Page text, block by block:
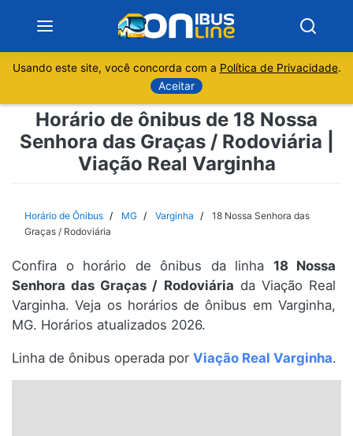
Sobre
Minas Gerais
Espírito Santo
Paraná
Santa Catarina
Usando este site, você concorda com a Política de Privacidade.
Aceitar
Horário de ônibus de 18 Nossa
Senhora das Graças / Rodoviária |
Viação Real Varginha
Horário de Ônibus MG Varginha
18 Nossa Senhora das
Graças / Rodoviária
Confira o horário de ônibus da linha 18 Nossa
Senhora das Graças / Rodoviária da Viação Real
Varginha. Veja os horários de ônibus em Varginha,
MG. Horários atualizados 2026.
Linha de ônibus operada por Viação Real Varginha.